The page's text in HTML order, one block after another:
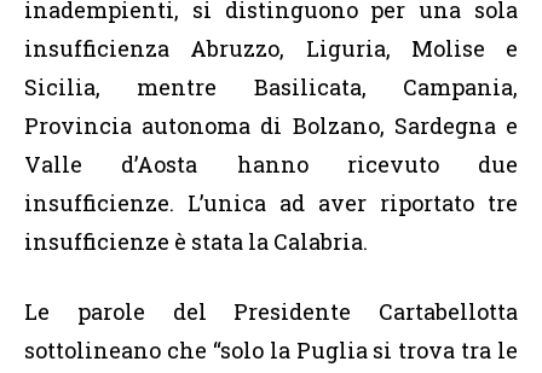
inadempienti, si distinguono per una sola
insufficienza Abruzzo, Liguria, Molise e
Sicilia, mentre Basilicata, Campania,
Provincia autonoma di Bolzano, Sardegna e
Valle d’Aosta hanno ricevuto due
insufficienze. L’unica ad aver riportato tre
insufficienze è stata la Calabria.
Le parole del Presidente Cartabellotta
sottolineano che “solo la Puglia si trova tra le